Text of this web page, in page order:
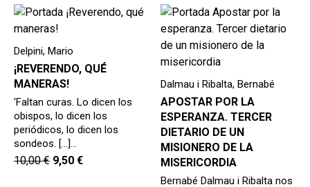
Delpini, Mario
¡REVERENDO, QUÉ
MANERAS!
'Faltan curas. Lo dicen los
obispos, lo dicen los
periódicos, lo dicen los
sondeos. [...]…
10,00€ 9,50 €
Dalmau i Ribalta, Bernabé
APOSTAR POR LA
ESPERANZA. TERCER
DIETARIO DE UN
MISIONERO DE LA
MISERICORDIA
Bernabé Dalmau i Ribalta nos